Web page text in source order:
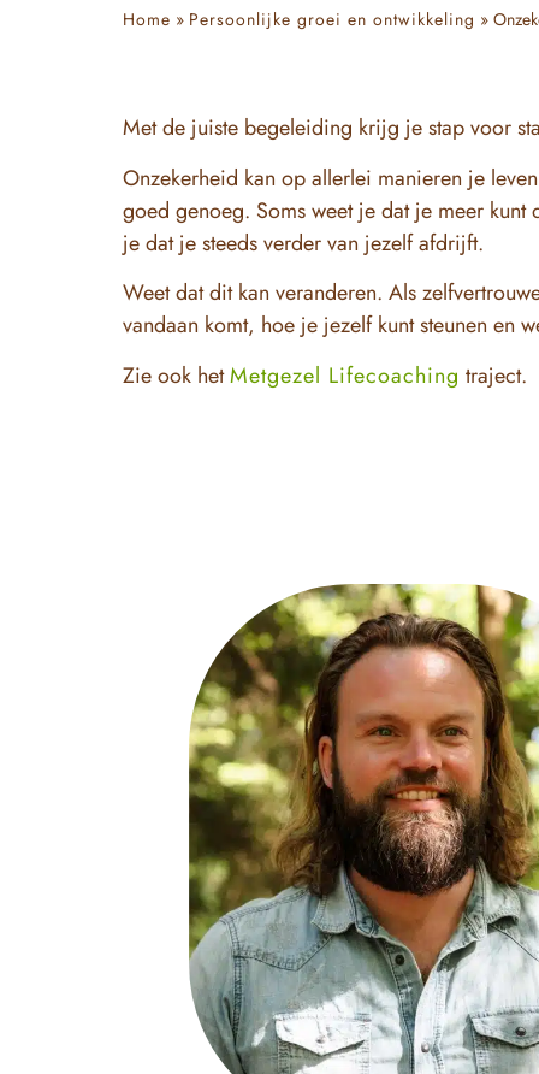
Home » Persoonlijke groei en ontwikkeling »
Met de juiste begeleiding krijg je stap voor
Onzekerheid kan op allerlei manieren je
goed genoeg. Soms weet je dat je meer
je dat je steeds verder van jezelf afdrijft.
Weet dat dit kan veranderen. Als
vandaan komt, hoe je jezelf kunt steunen en
Zie ook hetMetgezel Lifecoaching traject.